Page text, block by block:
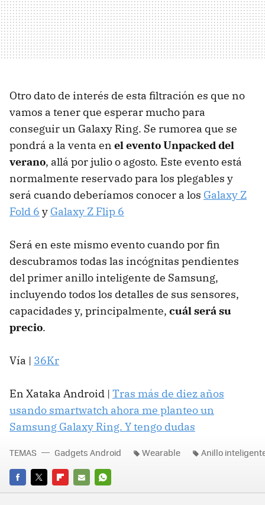
Otro dato de interés de esta filtración es que no
vamos a tener que esperar mucho para
conseguir un Galaxy Ring. Se rumorea que se
pondrá a la venta en el evento Unpacked del
verano, allá por julio o agosto. Este evento está
normalmente reservado para los plegables y
será cuando deberíamos conocer a los Galaxy Z
Fold 6 y Galaxy Z Flip 6
Será en este mismo evento cuando por fin
descubramos todas las incógnitas pendientes
del primer anillo inteligente de Samsung,
incluyendo todos los detalles de sus sensores,
capacidades y, principalmente, cuál será su
precio.
Vía | 36Kr
En Xataka Android | Tras más de diez años
usando smartwatch ahora me planteo un
Samsung Galaxy Ring. Y tengo dudas
FACEBOOK
TWITTERFLIPBOARD
E-
WHATSAPP
TEMAS Gadgets Android Wearable Anillo